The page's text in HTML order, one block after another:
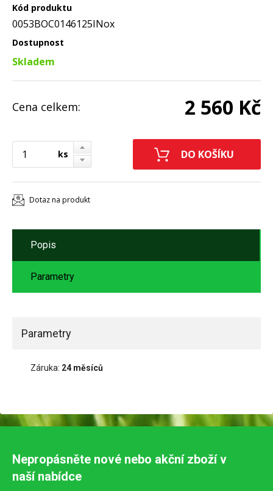
Kód produktu
0053BOC0146125INox
Dostupnost
Skladem
Cena celkem: 2 560 Kč
ks
Dotaz na produkt
Popis
Parametry
Parametry
Záruka: 24 měsíců
Nepropásněte nové nebo akční zboží v
naší nabídce